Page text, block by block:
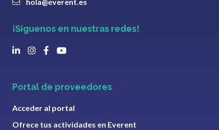
¡Síguenos en nuestras redes!
Portal de proveedores
Acceder al portal
Ofrece tus actividades en Everent